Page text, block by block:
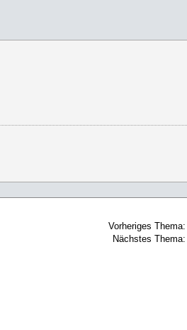
Vorheriges Thema:
Nächstes Thema: